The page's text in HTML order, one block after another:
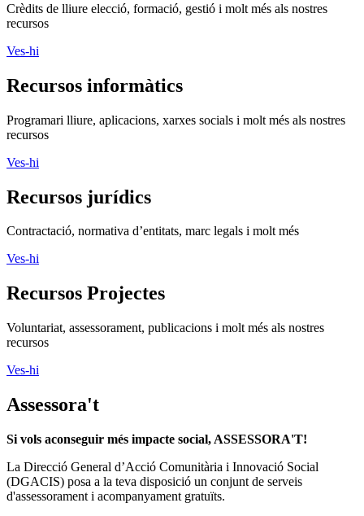
Crèdits de lliure elecció, formació, gestió i molt més als nostres
recursos
Ves-hi
Recursos informàtics
Programari lliure, aplicacions, xarxes socials i molt més als nostres
recursos
Ves-hi
Recursos jurídics
Contractació, normativa d’entitats, marc legals i molt més
Ves-hi
Recursos Projectes
Voluntariat, assessorament, publicacions i molt més als nostres
recursos
Ves-hi
Assessora't
Si vols aconseguir més impacte social, ASSESSORA'T!
La Direcció General d’Acció Comunitària i Innovació Social
(DGACIS) posa a la teva disposició un conjunt de serveis
d'assessorament i acompanyament gratuïts.